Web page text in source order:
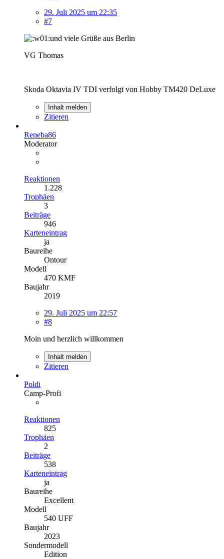
29. Juli 2025 um 22:35
#7
und viele Grüße aus Berlin
VG Thomas
Skoda Oktavia IV TDI verfolgt von Hobby TM420 DeLuxe
Inhalt melden
Zitieren
Reneba86
Moderator
Reaktionen
1.228
Trophäen
3
Beiträge
946
Karteneintrag
ja
Baureihe
Ontour
Modell
470 KMF
Baujahr
2019
29. Juli 2025 um 22:57
#8
Moin und herzlich willkommen
Inhalt melden
Zitieren
Poldi
Camp-Profi
Reaktionen
825
Trophäen
2
Beiträge
538
Karteneintrag
ja
Baureihe
Excellent
Modell
540 UFF
Baujahr
2023
Sondermodell
Edition